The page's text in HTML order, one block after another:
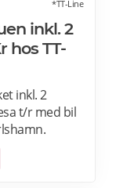
*TT-Line
inkl. 2
hos TT-
inkl. 2
t/r med bil
och vacker
njut av en